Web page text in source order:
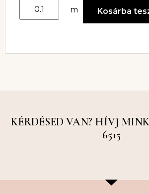
m Kosárba
KÉRDÉSED VAN? HÍVJ
6515